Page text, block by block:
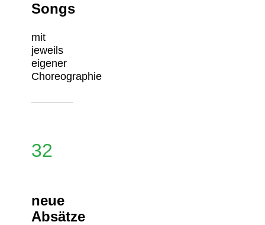
Songs
mit
jeweils
eigener
Choreographie
32
neue
Absätze